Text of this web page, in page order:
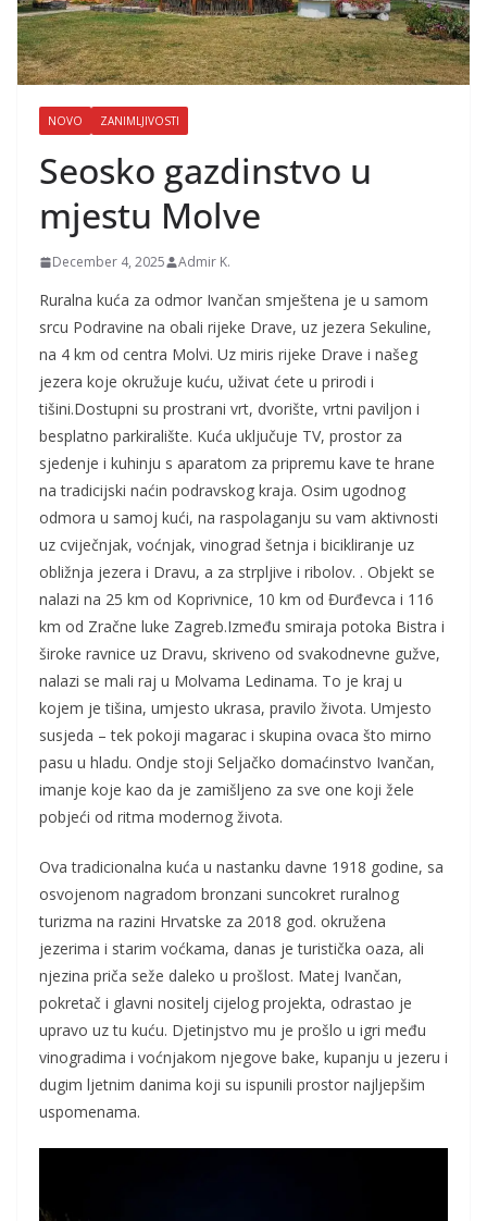
NOVO ZANIMLJIVOSTI
Seosko gazdinstvo u
mjestu Molve
December 4, 2025 Admir K.
Ruralna kuća za odmor Ivančan smještena je u samom
srcu Podravine na obali rijeke Drave, uz jezera Sekuline,
na 4 km od centra Molvi. Uz miris rijeke Drave i našeg
jezera koje okružuje kuću, uživat ćete u prirodi i
tišini.Dostupni su prostrani vrt, dvorište, vrtni paviljon i
besplatno parkiralište. Kuća uključuje TV, prostor za
sjedenje i kuhinju s aparatom za pripremu kave te hrane
na tradicijski naćin podravskog kraja. Osim ugodnog
odmora u samoj kući, na raspolaganju su vam aktivnosti
uz cviječnjak, voćnjak, vinograd šetnja i bicikliranje uz
obližnja jezera i Dravu, a za strpljive i ribolov. . Objekt se
nalazi na 25 km od Koprivnice, 10 km od Đurđevca i 116
km od Zračne luke Zagreb.Između smiraja potoka Bistra i
široke ravnice uz Dravu, skriveno od svakodnevne gužve,
nalazi se mali raj u Molvama Ledinama. To je kraj u
kojem je tišina, umjesto ukrasa, pravilo života. Umjesto
susjeda – tek pokoji magarac i skupina ovaca što mirno
pasu u hladu. Ondje stoji Seljačko domaćinstvo Ivančan,
imanje koje kao da je zamišljeno za sve one koji žele
pobjeći od ritma modernog života.
Ova tradicionalna kuća u nastanku davne 1918 godine, sa
osvojenom nagradom bronzani suncokret ruralnog
turizma na razini Hrvatske za 2018 god. okružena
jezerima i starim voćkama, danas je turistička oaza, ali
njezina priča seže daleko u prošlost. Matej Ivančan,
pokretač i glavni nositelj cijelog projekta, odrastao je
upravo uz tu kuću. Djetinjstvo mu je prošlo u igri među
vinogradima i voćnjakom njegove bake, kupanju u jezeru i
dugim ljetnim danima koji su ispunili prostor najljepšim
uspomenama.